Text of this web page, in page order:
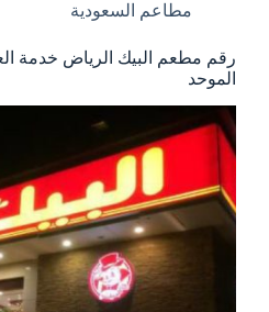
مطاعم السعودية
رقم مطعم البيك الرياض خدمة
الموحد